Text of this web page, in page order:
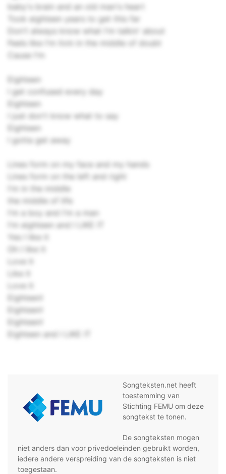
baby's brain and an old man's heart
Took eighteen years to get this far
Don't always know what I'm talkin' about
Feels like I'm livin in the middle of doubt
Cause I'm
Eighteen
I get confused every day
Eighteen
I just don't know what to say
Eighteen
I gotta get away
Lines form on my face and my hands
Lines form on the left and right
I'm in the middle
the middle of life
I'm a boy and I'm a man
I'm eighteen and I LIKE IT
Yes I like it
Oh I like it
Love it
Like it
Love it
Eighteen!
Eighteen!
Eighteen!
Eighteen and I LIKE IT
Songteksten.net heeft
toestemming van
Stichting FEMU om deze
songtekst te tonen.
De songteksten mogen
niet anders dan voor privedoeleinden gebruikt worden,
iedere andere verspreiding van de songteksten is niet
toegestaan.